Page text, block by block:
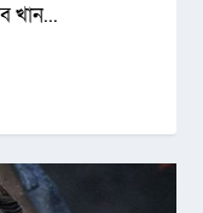
খান...